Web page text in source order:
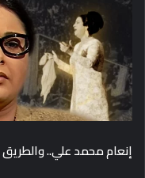
إنعام محمد علي.. والطريق